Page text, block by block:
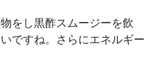
をし黒酢スムージーを飲
ですね。さらにエネルギー